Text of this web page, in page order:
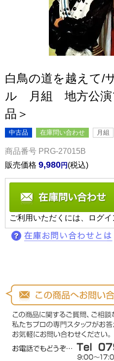
白鳥の道を越えて/
ル 月組 地方公演
品＞
中古品 在庫問い合わせ 月組
商品番号 PRG-27015B
販売価格 9,980 税込
ご利用いただくには、ログイ